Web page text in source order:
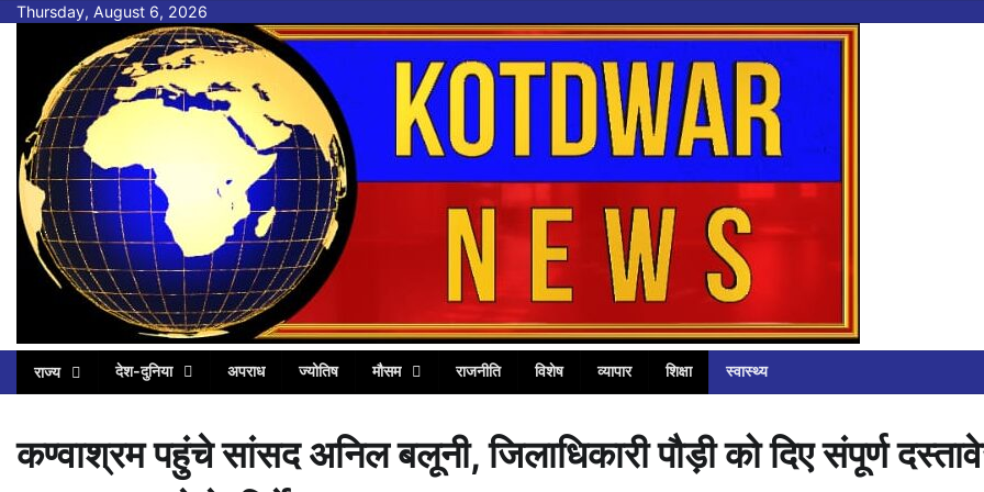
SkipThursday, August 6, 2026
राज्य देश-दुनिया अपराध ज्योतिष मौसम राजनीति विशेष व्यापार शिक्षा स्वास्थ्य
कण्वाश्रम पहुंचे सांसद अनिल बलूनी, जिलाधिकारी पौड़ी को दिए संपूर्ण